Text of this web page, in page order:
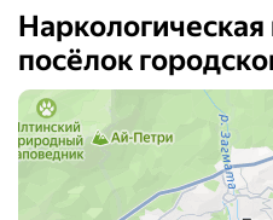
посёлок